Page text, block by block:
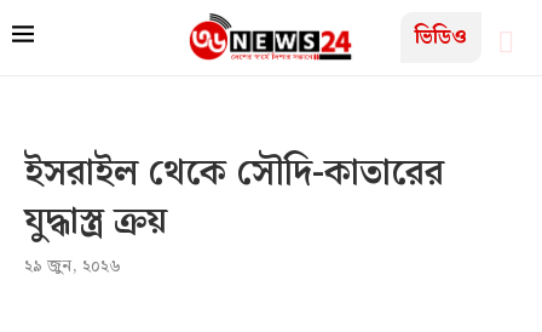
ভিডিও
ইসরাইল থেকে সৌদি-কাতারের
যুদ্ধাস্ত্র ক্রয়
২৯ জুন, ২০২৬